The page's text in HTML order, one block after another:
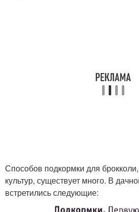
Способов подкормки для
культур, существует много. В
встретились следующие: